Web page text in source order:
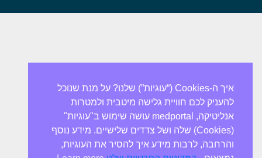
איך ה-Cookies (“עוגיות”) שלנו? על מנת שנוכל
להעניק לכם חוויית גלישה מיטבית ולמטרות
אנליטיקה, medportal עושה שימוש ב"עוגיות"
(Cookies) שלה ושל צדדים שלישיים. מידע נוסף
והרחבה, לרבות מידע איך להסיר את העוגיות,